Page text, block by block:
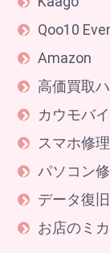
Qoo10
Amazon
高価買取
カウモバ
スマホ修
パソコン
データ復
お店のミ